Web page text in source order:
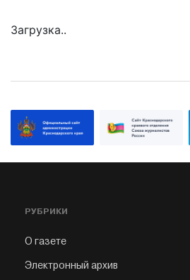
Загрузка..
РУБРИКИ
О газете
Электронный архив